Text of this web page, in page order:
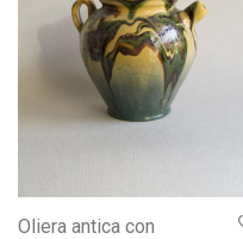
Oliera antica con